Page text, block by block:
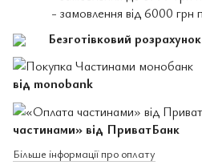
- замовлення від 6000 грн
Безготівковий розрахунок
від monobank
частинами» від ПриватБанк
Більше інформації про оплату